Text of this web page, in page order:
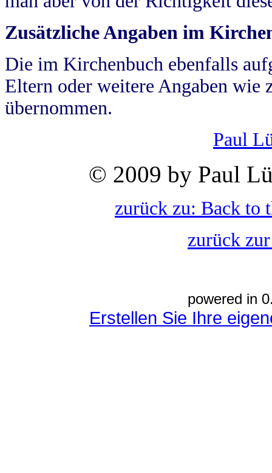
Zusätzliche Angaben im
Die im Kirchenbuch ebenfalls
Eltern oder weitere Angaben wie
übernommen.
Paul
© 2009 by Paul
zurück zu: Back to
zurück
powered in
Erstellen Sie Ihre